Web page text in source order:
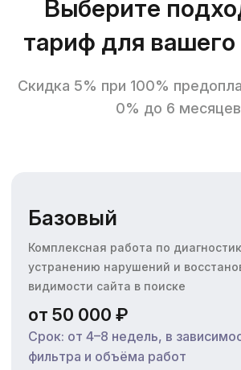
Выберите
тариф для вашего
Скидка 5% при 100%
0% до 6
Базовый
Комплексная работа по
устранению нарушений и
видимости сайта в поиске
от 50 000 ₽
Срок: от 4–8 недель, в
фильтра и объёма работ